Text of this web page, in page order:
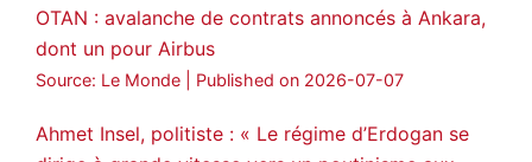
OTAN : avalanche de contrats annoncés à Ankara,
dont un pour Airbus
Source: Le Monde Published on 2026-07-07
Ahmet Insel, politiste : « Le régime d’Erdogan se